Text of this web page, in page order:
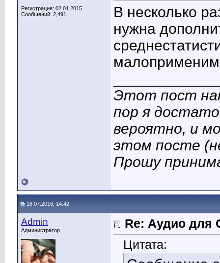
Регистрация: 02.01.2015
Сообщений: 2,491
В несколько
нужна
Этот пост
пор я
вероятно, и
этом посте
Прошу
18.07.2016, 14:42
Admin
Администратор
Re: Аудио для
Цитата: